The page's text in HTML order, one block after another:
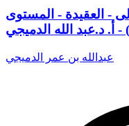
- العقيدة - المستوى
عبدالله بن عمر الدميجي